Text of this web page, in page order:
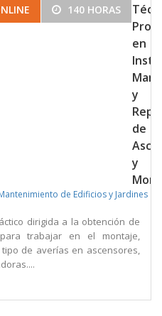
140 HORAS
en
y
de
y
de Edificios y Jardines
dirigida a la obtención de
trabajar en el montaje,
de averías en ascensores,